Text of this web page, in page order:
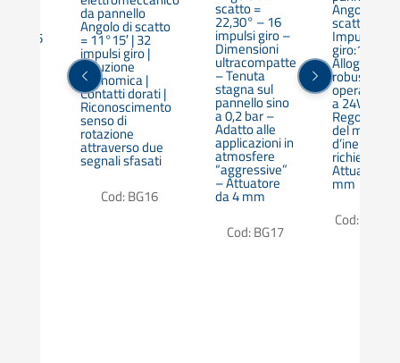
25
da pannello
Angolo di scatto
= 11°15′ | 32
impulsi giro |
Soluzione
economica |
Contatti dorati |
Riconoscimento
senso di
rotazione
attraverso due
segnali sfasati
Cod: BG16
scatto =
22,30° – 16
impulsi giro –
Dimensioni
ultracompatte
– Tenuta
stagna sul
pannello sino
a 0,2 bar –
Adatto alle
applicazioni in
atmosfere
“aggressive”
– Attuatore
da 4 mm
Cod: BG17
Angolo di
scatto: 3,6°
Impulsi
giro:100 |
robusto |
operare a
a 24V |
del
d’inerzia a
richiesta |
Attuatore
mm
Cod: CESI